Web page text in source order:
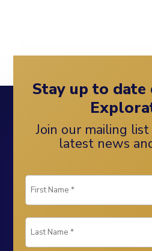
Stay up to
Join our mailing
latest news